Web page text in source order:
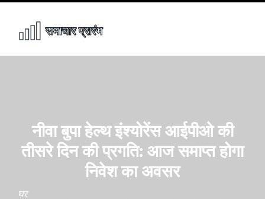
नीवा बुपा हेल्थ इंश्योरेंस आईपीओ की
तीसरे दिन की प्रगति: आज समाप्त होगा
निवेश का अवसर
घर